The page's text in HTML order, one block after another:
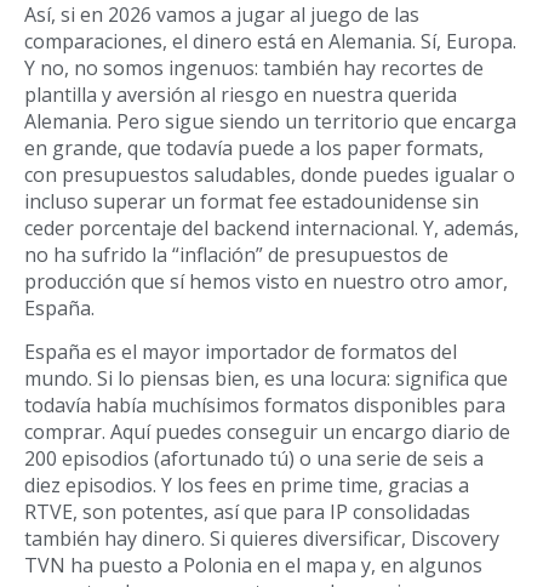
Así, si en 2026 vamos a jugar al juego de las
comparaciones, el dinero está en Alemania. Sí, Europa.
Y no, no somos ingenuos: también hay recortes de
plantilla y aversión al riesgo en nuestra querida
Alemania. Pero sigue siendo un territorio que encarga
en grande, que todavía puede a los paper formats,
con presupuestos saludables, donde puedes igualar o
incluso superar un format fee estadounidense sin
ceder porcentaje del backend internacional. Y, además,
no ha sufrido la “inflación” de presupuestos de
producción que sí hemos visto en nuestro otro amor,
España.
España es el mayor importador de formatos del
mundo. Si lo piensas bien, es una locura: significa que
todavía había muchísimos formatos disponibles para
comprar. Aquí puedes conseguir un encargo diario de
200 episodios (afortunado tú) o una serie de seis a
diez episodios. Y los fees en prime time, gracias a
RTVE, son potentes, así que para IP consolidadas
también hay dinero. Si quieres diversificar, Discovery
TVN ha puesto a Polonia en el mapa y, en algunos